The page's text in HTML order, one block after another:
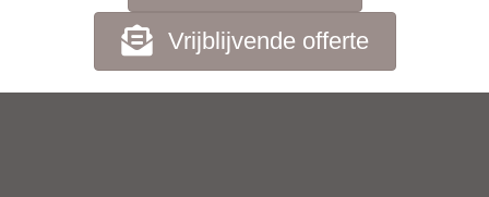
Vrijblijvende offerte